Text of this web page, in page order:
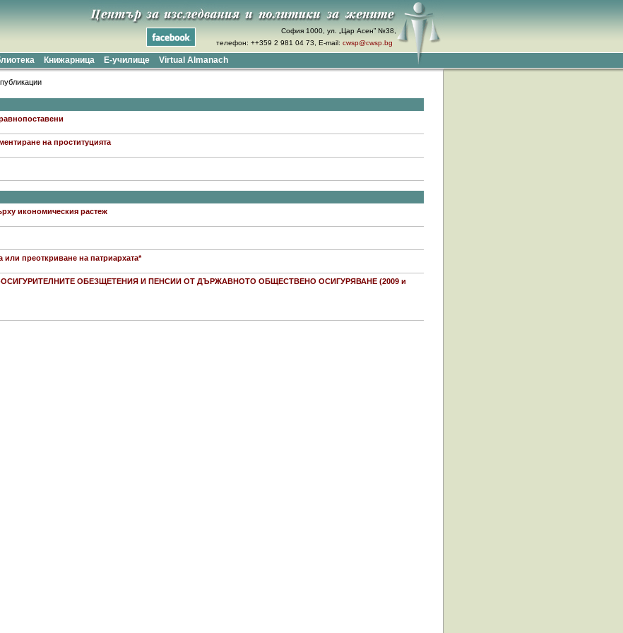
София 1000, ул. „Цар Асен” №38,
телефон: ++359 2 981 04 73, E-mail: cwsp@cwsp.bg
Книжарница Е-училище Virtual Almanach
на проституцията
икономическия растеж
преоткриване на патриархата*
ОБЕЗЩЕТЕНИЯ И ПЕНСИИ ОТ ДЪРЖАВНОТО ОБЩЕСТВЕНО ОСИГУРЯВАНЕ (2009 и